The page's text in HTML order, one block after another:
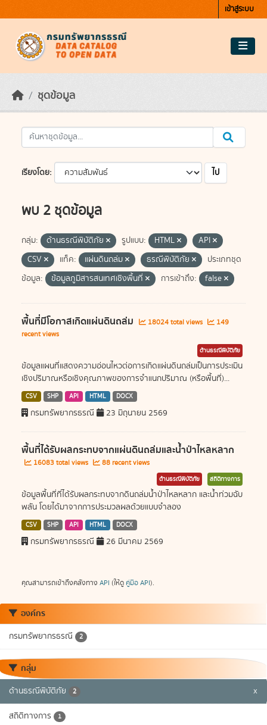
เข้าสู่ระบบ
ชุดข้อมูล
องค์กร
กรมทรัพยากรธรณี 2
กลุ่ม
ด้านธรณีพิบัติภัย 2 x
สถิติทางการ 1
เรียงโดย ไป
พบ 2 ชุดข้อมูล
กลุ่ม: ด้านธรณีพิบัติภัย รูปแบบ: HTML
API
CSV
แท็ค: แผ่นดินถล่ม ธรณีพิบัติภัย
ประเภทชุด
ข้อมูล:
ข้อมูลภูมิสารสนเทศเชิงพื้นที่ การเข้าถึง: false
พื้นที่มีโอกาสเกิดแผ่นดินถล่ม 18024 total views
149
recent views
ด้านธรณีพิบัติภัย
ข้อมูลแผนที่แสดงความอ่อนไหวต่อการเกิดแผ่นดินถล่มเป็นการประเมิน
เชิงปริมาณหรือเชิงคุณภาพของการจำแนกปริมาณ (หรือพื้นที่)...
CSV SHP API HTML DOCX
กรมทรัพยากรธรณี 23 มิถุนายน 2569
พื้นที่ได้รับผลกระทบจากแผ่นดินถล่มและน้ำป่าไหลหลาก
16083 total views 88 recent views
ด้านธรณีพิบัติภัย สถิติทางการ
ข้อมูลพื้นที่ที่ได้รับผลกระทบจากดินถล่มน้ำป่าไหลหลาก และน้ำท่วมฉับ
พลัน โดยได้มาจากการประมวลผลด้วยแบบจำลอง
CSV SHP API HTML DOCX
กรมทรัพยากรธรณี 26 มีนาคม 2569
คุณสามารถเข้าถึงคลังทาง API (ให้ดู คู่มือ API).